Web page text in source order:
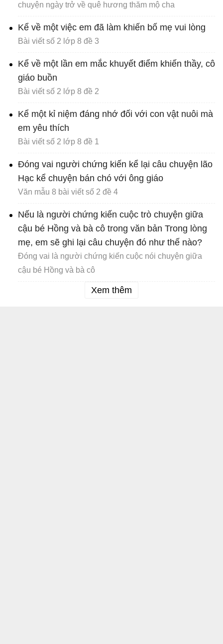
chuyện ngày trở về quê hương thăm mộ cha
Kể về một việc em đã làm khiến bố mẹ vui lòng
Bài viết số 2 lớp 8 đề 3
Kể về một lần em mắc khuyết điểm khiến thầy, cô
giáo buồn
Bài viết số 2 lớp 8 đề 2
Kể một kỉ niệm đáng nhớ đối với con vật nuôi mà
em yêu thích
Bài viết số 2 lớp 8 đề 1
Đóng vai người chứng kiến kể lại câu chuyện lão
Hạc kể chuyện bán chó với ông giáo
Văn mẫu 8 bài viết số 2 đề 4
Nếu là người chứng kiến cuộc trò chuyện giữa
cậu bé Hồng và bà cô trong văn bản Trong lòng
mẹ, em sẽ ghi lại câu chuyện đó như thế nào?
Đóng vai là người chứng kiến cuộc nói chuyện giữa
cậu bé Hồng và bà cô
Xem thêm